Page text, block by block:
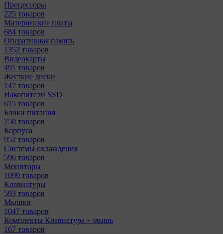
Процессоры
225 товаров
Материнcкие платы
684 товаров
Оперативная память
1352 товаров
Видеокарты
491 товаров
Жесткие диски
147 товаров
Накопители SSD
615 товаров
Блоки питания
750 товаров
Корпуса
952 товаров
Системы охлаждения
596 товаров
Мониторы
1099 товаров
Клавиатуры
593 товаров
Мышки
1047 товаров
Комплекты Клавиатура + мышь
167 товаров